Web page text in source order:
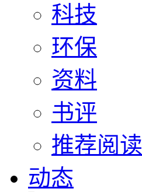
科技
环保
资料
书评
推荐阅读
动态